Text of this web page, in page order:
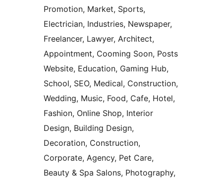
Promotion, Market, Sports,
Electrician, Industries, Newspaper,
Freelancer, Lawyer, Architect,
Appointment, Cooming Soon, Posts
Website, Education, Gaming Hub,
School, SEO, Medical, Construction,
Wedding, Music, Food, Cafe, Hotel,
Fashion, Online Shop, Interior
Design, Building Design,
Decoration, Construction,
Corporate, Agency, Pet Care,
Beauty & Spa Salons, Photography,